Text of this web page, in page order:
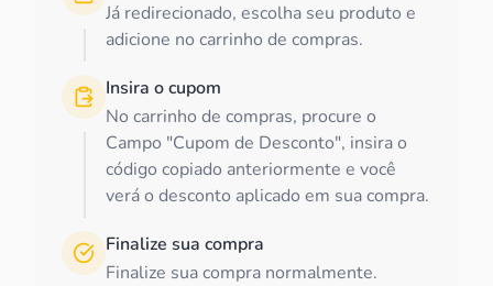
Já redirecionado, escolha seu produto e
adicione no carrinho de compras.
Insira o cupom
No carrinho de compras, procure o
Campo "Cupom de Desconto", insira o
código copiado anteriormente e você
verá o desconto aplicado em sua compra.
Finalize sua compra
Finalize sua compra normalmente.